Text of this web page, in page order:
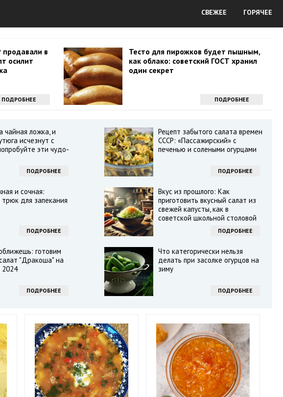
СВЕЖЕЕ ГОРЯЧЕЕ
продавали в
осилит
ПОДРОБНЕЕ
Тесто для пирожков будет пышным,
как облако: советский ГОСТ хранил
один секрет
ПОДРОБНЕЕ
чайная ложка, и
исчезнут с
эти чудо-
ПОДРОБНЕЕ
Рецепт забытого салата времен
СССР: «Пассажирский» с
печенью и солеными огурцами
ПОДРОБНЕЕ
и сочная:
трюк для запекания
ПОДРОБНЕЕ
Вкус из прошлого: Как
приготовить вкусный салат из
свежей капусты, как в
советской школьной столовой
ПОДРОБНЕЕ
готовим
"Дракоша" на
2024
ПОДРОБНЕЕ
Что категорически нельзя
делать при засолке огурцов на
зиму
ПОДРОБНЕЕ